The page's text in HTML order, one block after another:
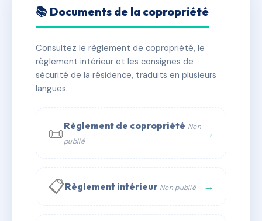
LA CORDERIE
✓ Immatriculée 🏠 133 lots 🏗 1 bâtiment(s)
📞 Contacter Syndic Digital
📚 Documents de la copropriété
Consultez le règlement de copropriété, le
règlement intérieur et les consignes de
sécurité de la résidence, traduits en plusieurs
langues.
📜Règlement de copropriété Non
publié
→
📋Règlement intérieur Non publié →